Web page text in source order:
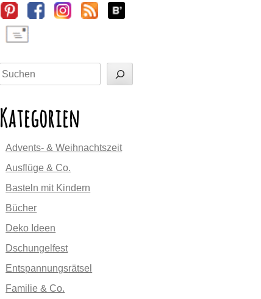
Sidebar
Suchen
Kategorien
Advents- & Weihnachtszeit
Ausflüge & Co.
Basteln mit Kindern
Bücher
Deko Ideen
Dschungelfest
Entspannungsrätsel
Familie & Co.